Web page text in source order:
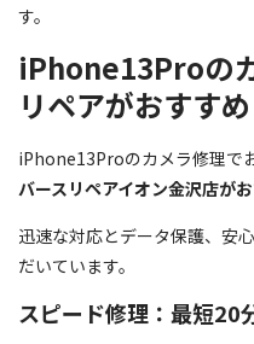
す。
iPhone13Proの
リペアがおすすめ
iPhone13Proのカメラ修理で
バースリペアイオン金沢店が
迅速な対応とデータ保護、安
だいています。
スピード修理：最短20